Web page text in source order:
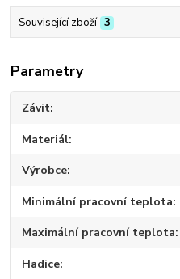
Související zboží 3
Parametry
Závit
Materiál
Výrobce
Minimální pracovní teplota
Maximální pracovní teplota
Hadice